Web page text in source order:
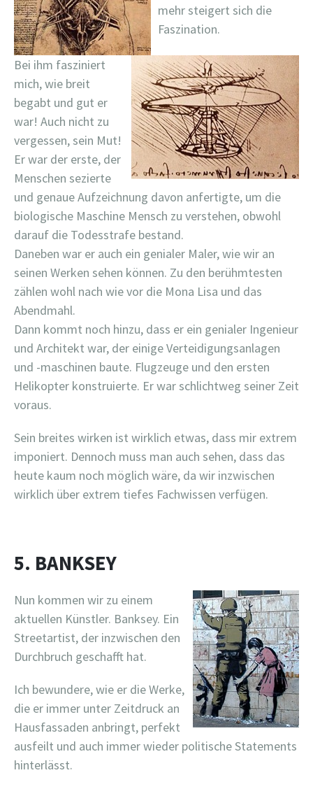
mehr steigert sich die
Faszination.
Bei ihm fasziniert
mich, wie breit
begabt und gut er
war! Auch nicht zu
vergessen, sein Mut!
Er war der erste, der
Menschen sezierte
und genaue Aufzeichnung davon anfertigte, um die
biologische Maschine Mensch zu verstehen, obwohl
darauf die Todesstrafe bestand.
Daneben war er auch ein genialer Maler, wie wir an
seinen Werken sehen können. Zu den berühmtesten
zählen wohl nach wie vor die Mona Lisa und das
Abendmahl.
Dann kommt noch hinzu, dass er ein genialer Ingenieur
und Architekt war, der einige Verteidigungsanlagen
und -maschinen baute. Flugzeuge und den ersten
Helikopter konstruierte. Er war schlichtweg seiner Zeit
voraus.
Sein breites wirken ist wirklich etwas, dass mir extrem
imponiert. Dennoch muss man auch sehen, dass das
heute kaum noch möglich wäre, da wir inzwischen
wirklich über extrem tiefes Fachwissen verfügen.
5. BANKSEY
Nun kommen wir zu einem
aktuellen Künstler. Banksey. Ein
Streetartist, der inzwischen den
Durchbruch geschafft hat.
Ich bewundere, wie er die Werke,
die er immer unter Zeitdruck an
Hausfassaden anbringt, perfekt
ausfeilt und auch immer wieder politische Statements
hinterlässt.